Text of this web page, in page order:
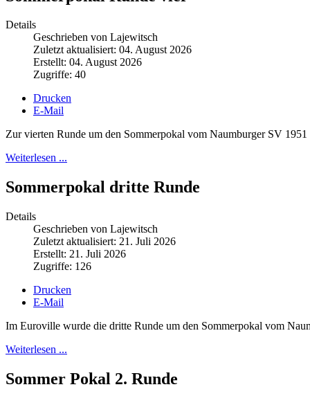
Details
Geschrieben von Lajewitsch
Zuletzt aktualisiert: 04. August 2026
Erstellt: 04. August 2026
Zugriffe: 40
Drucken
E-Mail
Zur vierten Runde um den Sommerpokal vom Naumburger SV
Weiterlesen ...
Sommerpokal dritte Runde
Details
Geschrieben von Lajewitsch
Zuletzt aktualisiert: 21. Juli 2026
Erstellt: 21. Juli 2026
Zugriffe: 126
Drucken
E-Mail
Im Euroville wurde die dritte Runde um den Sommerpokal vom
Weiterlesen ...
Sommer Pokal 2. Runde